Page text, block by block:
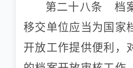
第二十八条 档
移交单位应当为国家
开放工作提供便利，